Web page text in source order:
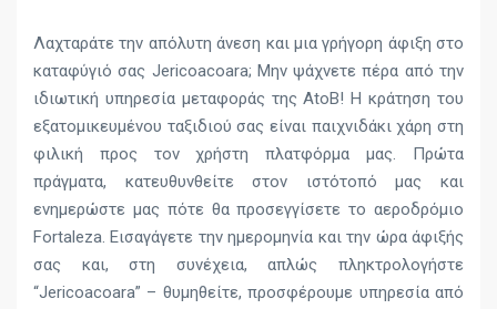
Λαχταράτε την απόλυτη άνεση και μια γρήγορη άφιξη στο
καταφύγιό σας Jericoacoara; Μην ψάχνετε πέρα από την
ιδιωτική υπηρεσία μεταφοράς της AtoB! Η κράτηση του
εξατομικευμένου ταξιδιού σας είναι παιχνιδάκι χάρη στη
φιλική προς τον χρήστη πλατφόρμα μας. Πρώτα
πράγματα, κατευθυνθείτε στον ιστότοπό μας και
ενημερώστε μας πότε θα προσεγγίσετε το αεροδρόμιο
Fortaleza. Εισαγάγετε την ημερομηνία και την ώρα άφιξής
σας και, στη συνέχεια, απλώς πληκτρολογήστε
“Jericoacoara” – θυμηθείτε, προσφέρουμε υπηρεσία από